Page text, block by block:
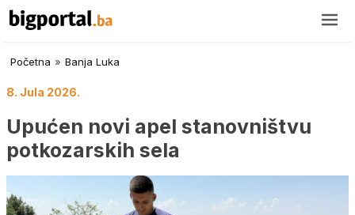
Početna » Banja Luka
8. Jula 2026.
Upućen novi apel stanovništvu
potkozarskih sela